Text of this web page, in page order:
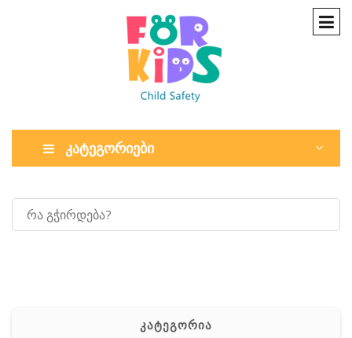
კატეგორიები
კატეგორია